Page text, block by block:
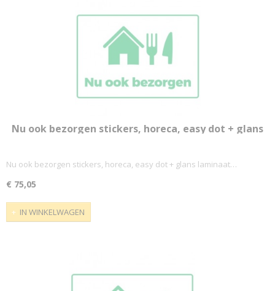
Nu ook bezorgen stickers, horeca, easy dot + glans
Nu ook bezorgen stickers, horeca, easy dot + glans laminaat…
€ 75,05
IN WINKELWAGEN